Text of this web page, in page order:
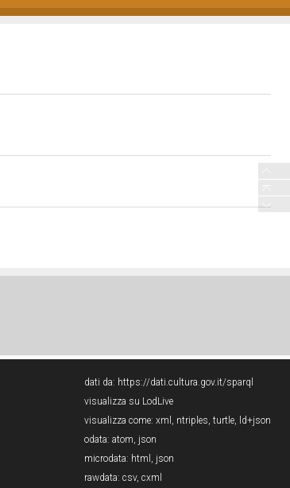
dati da: https://dati.cultura.gov.it/sparql
visualizza su LodLive
visualizza come: xml , ntriples, turtle, ld+json
odata: atom, json
microdata: html , json
rawdata: csv, cxml